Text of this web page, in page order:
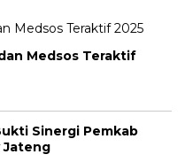
Medsos Teraktif
Sinergi Pemkab
Jateng